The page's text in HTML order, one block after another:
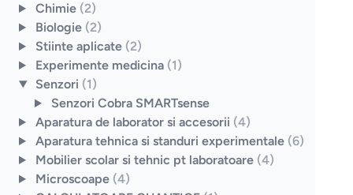
Chimie (2)
Biologie (2)
Stiinte aplicate (2)
Experimente medicina (1)
Senzori (1)
Senzori Cobra SMARTsense
Aparatura de laborator si accesorii (4)
Aparatura tehnica si standuri experimentale (6)
Mobilier scolar si tehnic pt laboratoare (4)
Microscoape (4)